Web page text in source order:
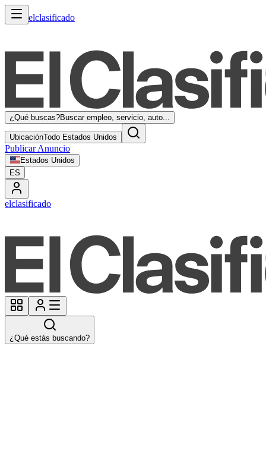
elclasificado
¿Qué buscas?Buscar empleo, servicio, auto...
UbicaciónTodo Estados Unidos
Publicar Anuncio
Estados Unidos
ES
elclasificado
¿Qué estás buscando?